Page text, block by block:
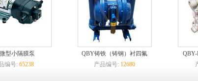
型小隔膜泵
编号: 65238
QBY铸铁（铸钢）衬四氟
产品编号: 12680